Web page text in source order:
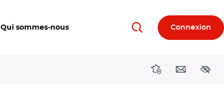
Qui sommes-nous RechercherConnexion
DirectionsContact